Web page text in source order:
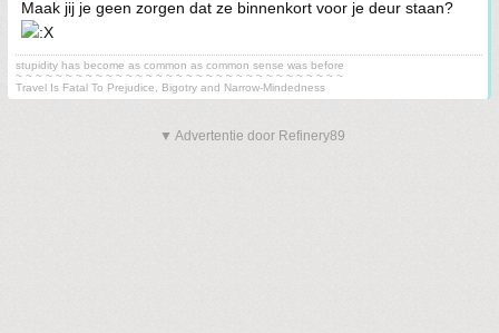
Maak jij je geen zorgen dat ze binnenkort voor je deur staan?
stupidity has become as common as common sense was before
~ ~ ~ ~ ~ ~ ~ ~ ~ ~ ~ ~ ~ ~ ~ ~ ~ ~ ~ ~ ~ ~ ~ ~ ~ ~ ~ ~ ~ ~ ~ ~ ~
Travel Is Fatal To Prejudice, Bigotry and Narrow-Mindedness
▼ Advertentie door Refinery89